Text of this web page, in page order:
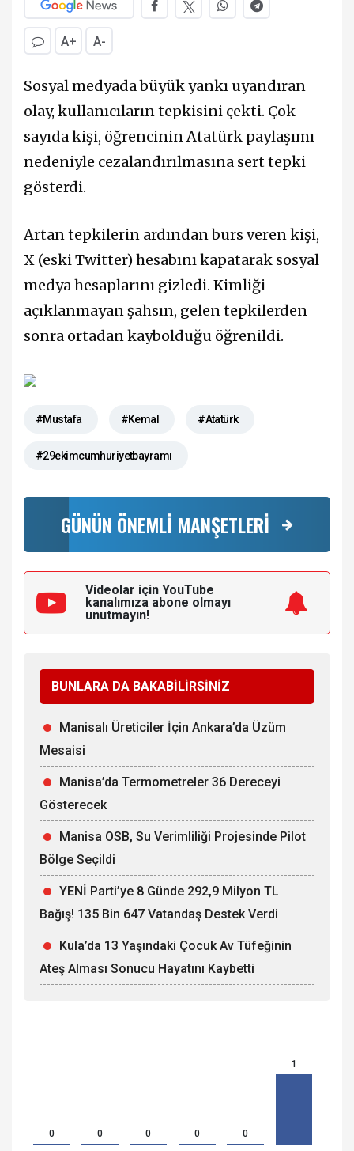
A+ A-
Sosyal medyada büyük yankı uyandıran
olay, kullanıcıların tepkisini çekti. Çok
sayıda kişi, öğrencinin Atatürk paylaşımı
nedeniyle cezalandırılmasına sert tepki
gösterdi.
Artan tepkilerin ardından burs veren kişi,
X (eski Twitter) hesabını kapatarak sosyal
medya hesaplarını gizledi. Kimliği
açıklanmayan şahsın, gelen tepkilerden
sonra ortadan kaybolduğu öğrenildi.
#Mustafa #Kemal #Atatürk
#29ekimcumhuriyetbayramı
GÜNÜN ÖNEMLİ MANŞETLERİ
Videolar için YouTube
kanalımıza abone olmayı
unutmayın!
BUNLARA DA BAKABİLİRSİNİZ
Manisalı Üreticiler İçin Ankara’da Üzüm
Mesaisi
Manisa’da Termometreler 36 Dereceyi
Gösterecek
Manisa OSB, Su Verimliliği Projesinde Pilot
Bölge Seçildi
YENİ Parti’ye 8 Günde 292,9 Milyon TL
Bağış! 135 Bin 647 Vatandaş Destek Verdi
Kula’da 13 Yaşındaki Çocuk Av Tüfeğinin
Ateş Alması Sonucu Hayatını Kaybetti
0 0 0 0 0
1